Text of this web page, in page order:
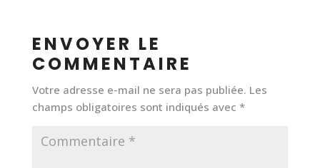
ENVOYER LE
COMMENTAIRE
Votre adresse e-mail ne sera pas publiée. Les
champs obligatoires sont indiqués avec *